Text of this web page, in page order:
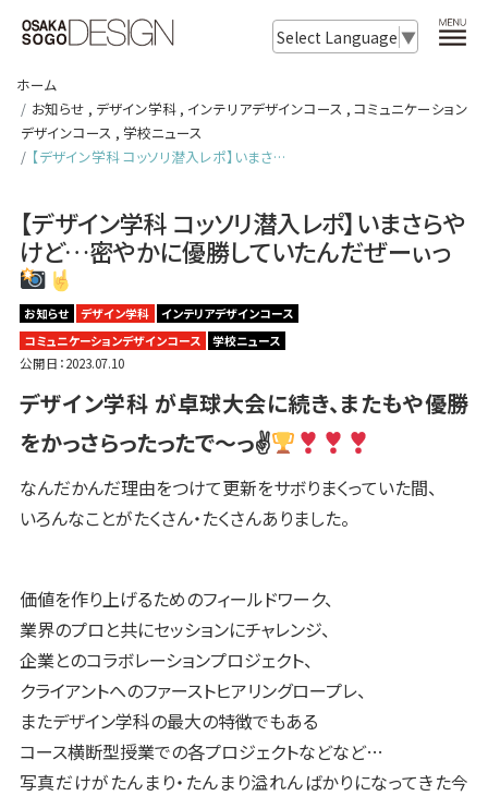
Select Language ▼
ホーム
お知らせ , デザイン学科, インテリアデザインコース , コミュニケーション
デザインコース , 学校ニュース
【デザイン学科 コッソリ潜入レポ】いまさ…
【デザイン学科 コッソリ潜入レポ】いまさらや
けど…密やかに優勝していたんだぜーぃっ
お知らせ デザイン学科
インテリアデザインコース
コミュニケーションデザインコース
学校ニュース
公開日：2023.07.10
デザイン学科 が卓球大会に続き、またもや優勝
をかっさらったったで〜っ✌
なんだかんだ理由をつけて更新をサボりまくっていた間、
いろんなことがたくさん・たくさんありました。
価値を作り上げるためのフィールドワーク、
業界のプロと共にセッションにチャレンジ、
企業とのコラボレーションプロジェクト、
クライアントへのファーストヒアリングロープレ、
またデザイン学科の最大の特徴でもある
コース横断型授業での各プロジェクトなどなど…
写真だけがたんまり・たんまり溢れんばかりになってきた今